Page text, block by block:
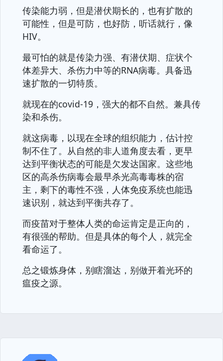
传染能力弱，但是潜伏期长的，也有扩散的
可能性，但是可防，也好防，听话就行，像
HIV。
最可怕的就是传染力强、有潜伏期、症状个
体差异大、杀伤力中等的RNA病毒。具备迅
速扩散的一切特质。
就现在的covid-19，强大的都不自然。兼具传
染和杀伤。
就这病毒，以现在全球的组织能力，估计控
制不住了。从自然的非人道角度去看，更早
达到平衡状态的可能是欠发达国家。这些地
区的高杀伤病毒会最早杀光高毒毒株的宿
主，剩下的毒性不强，人体免疫系统也能迅
速识别，就达到平衡共存了。
而疫苗对于整体人类的命运肯定是正向的，
有很强的帮助。但是具体的每个人，就完全
看命运了。
总之锻炼身体，别瞎溜达，别做开着光环的
瘟疫之源。